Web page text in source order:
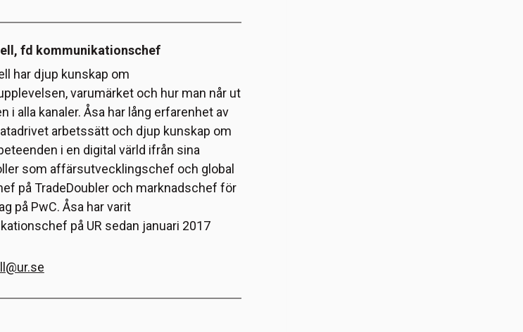
fd kommunikationschef
har djup kunskap om
varumärket och hur man når ut
i alla kanaler. Åsa har lång erfarenhet av
arbetssätt och djup kunskap om
i en digital värld ifrån sina
som affärsutvecklingschef och global
på TradeDoubler och marknadschef för
på PwC. Åsa har varit
på UR sedan januari 2017